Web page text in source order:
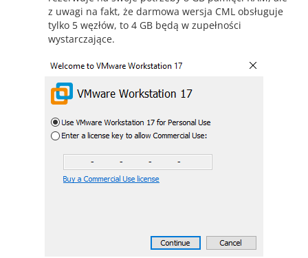
z uwagi na fakt, że darmowa wersja CML obsługuje
tylko 5 węzłów, to 4 GB będą w zupełności
wystarczające.